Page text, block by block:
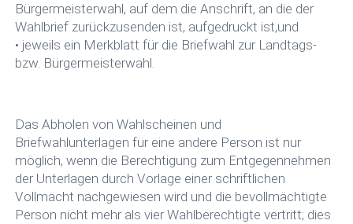
Bürgermeisterwahl, auf dem die Anschrift, an die der
Wahlbrief zurückzusenden ist, aufgedruckt ist,und
• jeweils ein Merkblatt für die Briefwahl zur Landtags-
bzw. Bürgermeisterwahl.
Das Abholen von Wahlscheinen und
Briefwahlunterlagen für eine andere Person ist nur
möglich, wenn die Berechtigung zum Entgegennehmen
der Unterlagen durch Vorlage einer schriftlichen
Vollmacht nachgewiesen wird und die bevollmächtigte
Person nicht mehr als vier Wahlberechtigte vertritt; dies